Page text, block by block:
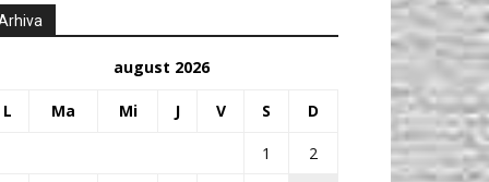
august 2026
L Ma Mi J V S D
1
2